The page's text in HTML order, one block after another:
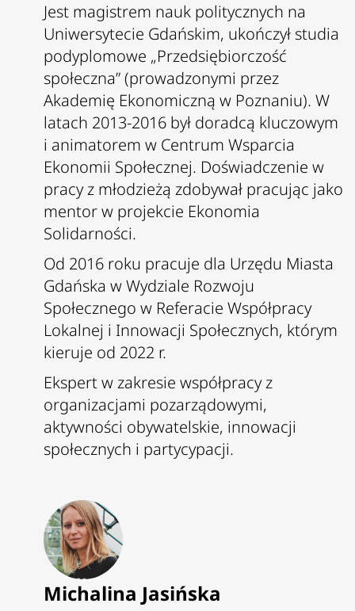
Jest magistrem nauk politycznych na
Uniwersytecie Gdańskim, ukończył studia
podyplomowe „Przedsiębiorczość
społeczna” (prowadzonymi przez
Akademię Ekonomiczną w Poznaniu). W
latach 2013-2016 był doradcą kluczowym
i animatorem w Centrum Wsparcia
Ekonomii Społecznej. Doświadczenie w
pracy z młodzieżą zdobywał pracując jako
mentor w projekcie Ekonomia
Solidarności.
Od 2016 roku pracuje dla Urzędu Miasta
Gdańska w Wydziale Rozwoju
Społecznego w Referacie Współpracy
Lokalnej i Innowacji Społecznych, którym
kieruje od 2022 r.
Ekspert w zakresie współpracy z
organizacjami pozarządowymi,
aktywności obywatelskie, innowacji
społecznych i partycypacji.
Michalina Jasińska